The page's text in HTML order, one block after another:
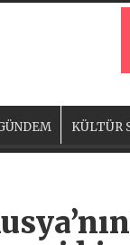
KÜLTÜR